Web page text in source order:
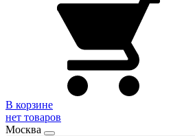
В корзине
нет товаров
Москва